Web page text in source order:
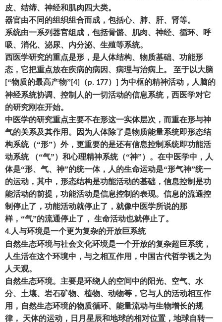
皮、结缔、神经和肌肉四大类。
器官由不同的组织组合而成 ， 包括心、肺、肝、肾等。
系统由一系列器官组成 ， 包括骨骼、肌肉、神经、循环、呼
吸、消化、泌尿、内分泌、生殖等系统。
西医学研究的重点是形 ， 是人体结构、物质基础、功能形
态 ， 它把重点放在疾病的病因、病理与治病上。 至于以大脑
“物质的最高产物” [4] （p. 177） 为中枢的精神活动 ， 人脑的
神经系统协调、控制人的一切活动的信息系统， 西医学对它
的研究刚在开始。
中医学的研究重点主要不在形这一实体层次 ， 而重在形与神
气的关系及其作用。因为人体除了是物质能量系统即形态结
构系统（“形”） 外， 更重要的是还有信息控制系统即功能活
动系统
（“气”） 和心理精神系统（“神”） 。在中医学中 ， 人
体是“形、气、神”的统一体， 人的生命运动是“形气神”统一
的运动 ， 其中 ， 形态结构是功能活动的基础 ， 信息控制是功
能活动的前提 ， 功能活动是信息控制的表现。信息的流通控
制停止了 ， 功能活动就停止了 ， 就像中医学所说的那
样， “气”的流通停止了 ， 生命活动也就停止了。
4.人与环境是一个更为复杂的开放巨系统
自然生态环境与社会文化环境是一个开放的复杂超巨系统，
人生活在这个环境中 ， 与之相互作用 ， 中国古代哲学视之为
人天观。
自然生态环境。主要是环绕人的空间中的阳光、空气、水
分、土壤、岩石矿物、植物、动物等 ， 它与人的活动相互作
用 ， 自然生态环境的物质循环、能量流动与生物增长的规
律， 天体的运动 ， 日月星辰和地球的相对位置 ， 地球自转一